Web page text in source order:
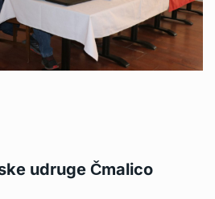
udruge Čmalico